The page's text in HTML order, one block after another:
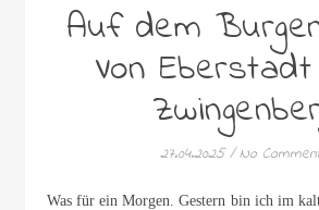
Auf dem
Von
27.04.2025 / No
Was für ein Morgen. Gestern bin ich im kalten Norden gestartet